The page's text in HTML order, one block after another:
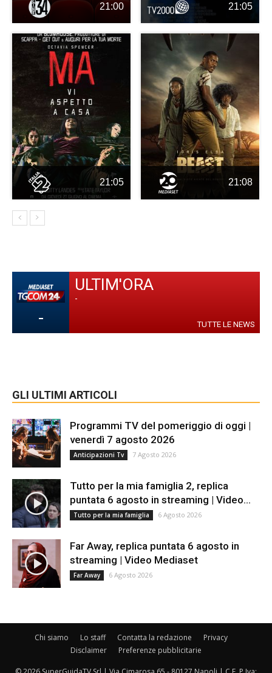
21:00 21:05
21:05 21:08
-
ULTIM'ORA
-
TUTTE LE NEWS
GLI ULTIMI ARTICOLI
Programmi TV del pomeriggio di oggi |
venerdì 7 agosto 2026
Anticipazioni Tv 7 Agosto 2026
Tutto per la mia famiglia 2, replica
puntata 6 agosto in streaming | Video...
Tutto per la mia famiglia 6 Agosto 2026
Far Away, replica puntata 6 agosto in
streaming | Video Mediaset
Far Away 6 Agosto 2026
Chi siamo Lo staff Contatta la redazione
Privacy
Disclaimer
Preferenze pubblicitarie